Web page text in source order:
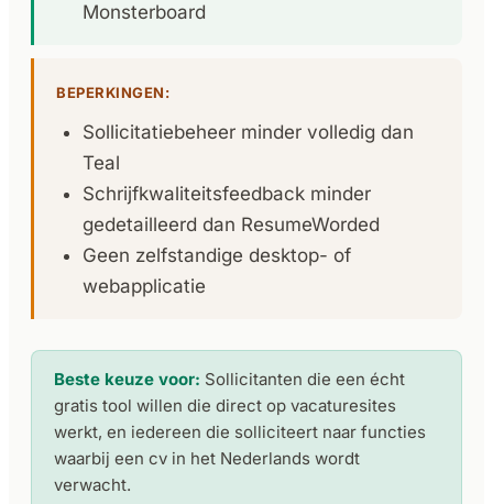
Monsterboard
BEPERKINGEN:
Sollicitatiebeheer minder volledig dan
Teal
Schrijfkwaliteitsfeedback minder
gedetailleerd dan ResumeWorded
Geen zelfstandige desktop- of
webapplicatie
Beste keuze voor: Sollicitanten die een écht
gratis tool willen die direct op vacaturesites
werkt, en iedereen die solliciteert naar functies
waarbij een cv in het Nederlands wordt
verwacht.